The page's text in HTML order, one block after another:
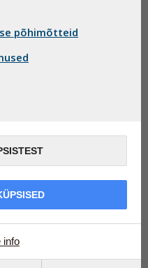
preparaati D-Pärlid on
ja tõestatult hea
piirang see, et kapslid
ei sobinud need
D-Pärlid Phyto, mis
PhytoCaps tehnoloogial
põhimõtteid
info